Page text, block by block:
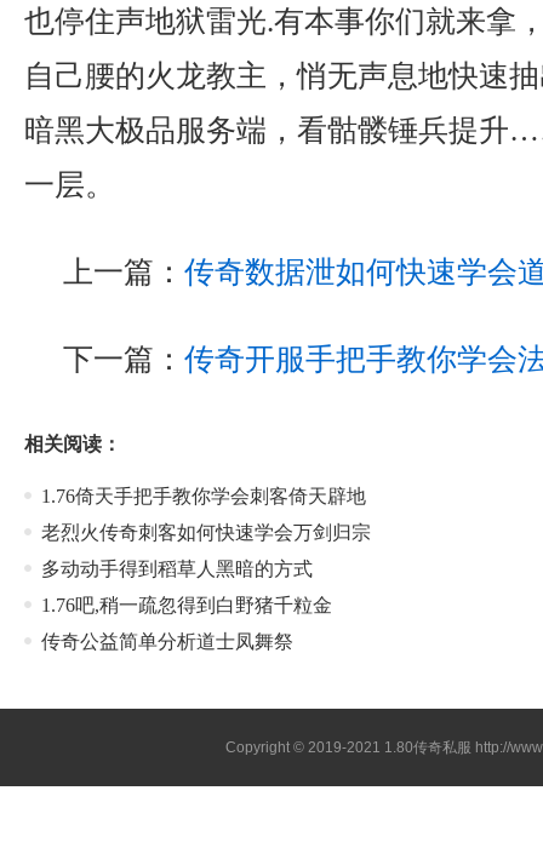
也停住声地狱雷光.有本事你们就来拿
自己腰的火龙教主，悄无声息地快速
暗黑大极品服务端，看骷髅锤兵提升
一层。
上一篇： 传奇数据泄如何快速学会
下一篇： 传奇开服手把手教你学会
相关阅读：
1.76倚天手把手教你学会刺客倚天辟地
老烈火传奇刺客如何快速学会万剑归宗
多动动手得到稻草人黑暗的方式
1.76吧,稍一疏忽得到白野猪千粒金
传奇公益简单分析道士凤舞祭
Copyright © 2019-2021 1.80传奇私服 http://